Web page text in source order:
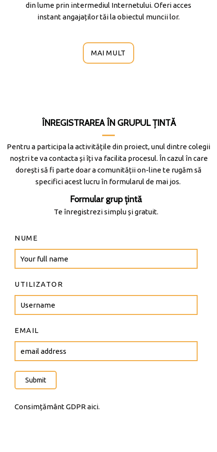
din lume prin intermediul Internetului. Oferi acces
instant angajaților tăi la obiectul muncii lor.
MAI MULT
ÎNREGISTRAREA ÎN GRUPUL ȚINTĂ
Pentru a participa la activitățile din proiect, unul dintre colegii
noștri te va contacta și îți va facilita procesul. În cazul în care
dorești să fi parte doar a comunității on-line te rugăm să
specifici acest lucru în formularul de mai jos.
Formular grup țintă
Te înregistrezi simplu și gratuit.
NUME
UTILIZATOR
EMAIL
Submit
Consimțământ GDPR aici.